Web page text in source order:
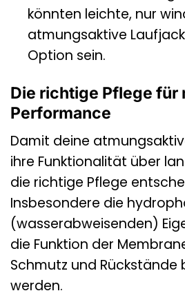
könnten leichte, nur
atmungsaktive
Option sein.
Die richtige Pflege für
Performance
Damit deine
ihre Funktionalität über
die richtige Pflege
Insbesondere die
(wasserabweisenden)
die Funktion der
Schmutz und
werden.